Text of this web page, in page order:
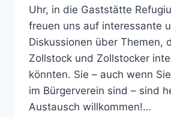
Uhr, in die Gaststätte
freuen uns auf interessante
Diskussionen über Themen,
Zollstock und Zollstocker
könnten. Sie – auch wenn
im Bürgerverein sind – sind
Austausch willkommen!…